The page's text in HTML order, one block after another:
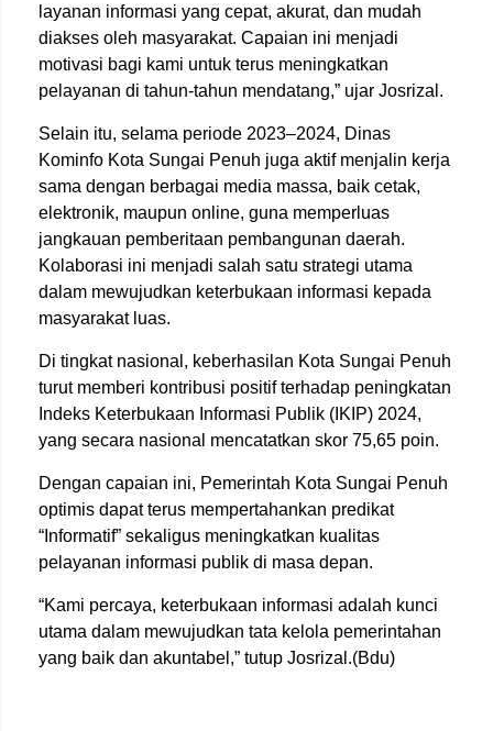
layanan informasi yang cepat, akurat, dan mudah
diakses oleh masyarakat. Capaian ini menjadi
motivasi bagi kami untuk terus meningkatkan
pelayanan di tahun-tahun mendatang,” ujar Josrizal.
Selain itu, selama periode 2023–2024, Dinas
Kominfo Kota Sungai Penuh juga aktif menjalin kerja
sama dengan berbagai media massa, baik cetak,
elektronik, maupun online, guna memperluas
jangkauan pemberitaan pembangunan daerah.
Kolaborasi ini menjadi salah satu strategi utama
dalam mewujudkan keterbukaan informasi kepada
masyarakat luas.
Di tingkat nasional, keberhasilan Kota Sungai Penuh
turut memberi kontribusi positif terhadap peningkatan
Indeks Keterbukaan Informasi Publik (IKIP) 2024,
yang secara nasional mencatatkan skor 75,65 poin.
Dengan capaian ini, Pemerintah Kota Sungai Penuh
optimis dapat terus mempertahankan predikat
“Informatif” sekaligus meningkatkan kualitas
pelayanan informasi publik di masa depan.
“Kami percaya, keterbukaan informasi adalah kunci
utama dalam mewujudkan tata kelola pemerintahan
yang baik dan akuntabel,” tutup Josrizal.(Bdu)